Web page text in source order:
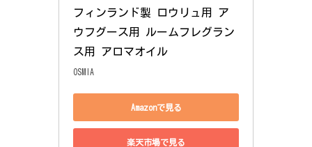
フィンランド製 ロウリュ用 ア
ウフグース用 ルームフレグラン
ス用 アロマオイル
OSMIA
Amazonで見る
楽天市場で見る